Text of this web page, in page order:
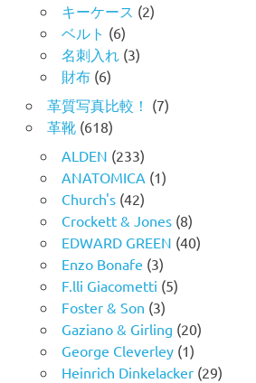
キーケース (2)
ベルト (6)
名刺入れ (3)
財布(6)
革質写真比較！ (7)
革靴(618)
ALDEN (233)
ANATOMICA (1)
Church's(42)
Crockett & Jones(8)
EDWARD GREEN (40)
Enzo Bonafe (3)
F.lli Giacometti (5)
Foster & Son (3)
Gaziano & Girling (20)
George Cleverley(1)
Heinrich Dinkelacker(29)